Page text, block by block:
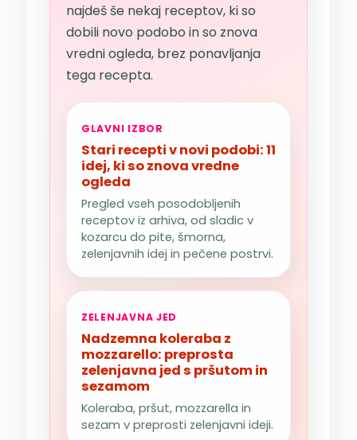
najdeš še nekaj receptov, ki so
dobili novo podobo in so znova
vredni ogleda, brez ponavljanja
tega recepta.
GLAVNI IZBOR
Stari recepti v novi podobi: 11
idej, ki so znova vredne
ogleda
Pregled vseh posodobljenih
receptov iz arhiva, od sladic v
kozarcu do pite, šmorna,
zelenjavnih idej in pečene postrvi.
ZELENJAVNA JED
Nadzemna koleraba z
mozzarello: preprosta
zelenjavna jed s pršutom in
sezamom
Koleraba, pršut, mozzarella in
sezam v preprosti zelenjavni ideji.